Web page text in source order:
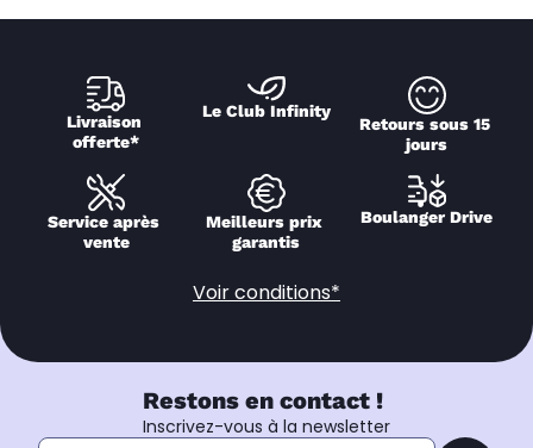
Livraison
offerte*
Le Club Infinity
Retours sous 15
jours
Service après
vente
Meilleurs prix
garantis
Boulanger Drive
Voir conditions*
Restons en contact !
Inscrivez-vous à la newsletter